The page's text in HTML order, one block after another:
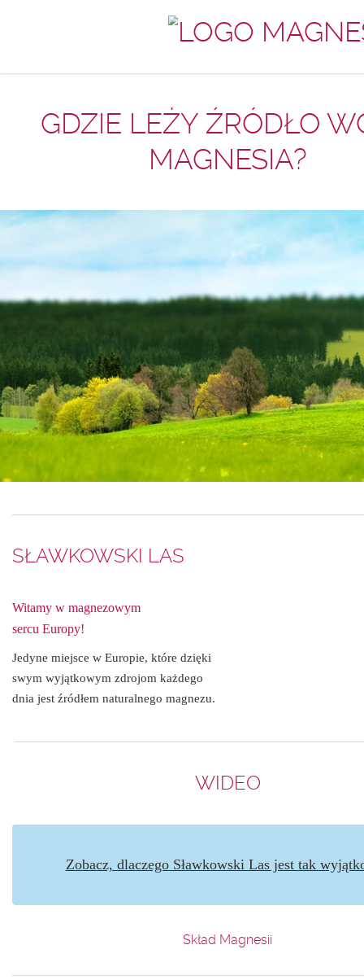
GDZIE LEŻY ŹRÓDŁO
MAGNESIA?
SŁAWKOWSKI LAS
Witamy w magnezowym
sercu Europy!
Jedyne miejsce w Europie, które dzięki
swym wyjątkowym zdrojom każdego
dnia jest źródłem naturalnego magnezu.
WIDEO
Zobacz, dlaczego Sławkowski Las jest tak
Skład Magnesii